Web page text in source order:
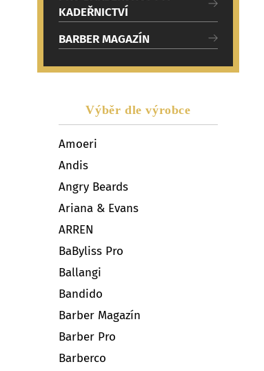
KADEŘNICTVÍ
BARBER MAGAZÍN
Výběr dle výrobce
Amoeri
Andis
Angry Beards
Ariana & Evans
ARREN
BaByliss Pro
Ballangi
Bandido
Barber Magazín
Barber Pro
Barberco